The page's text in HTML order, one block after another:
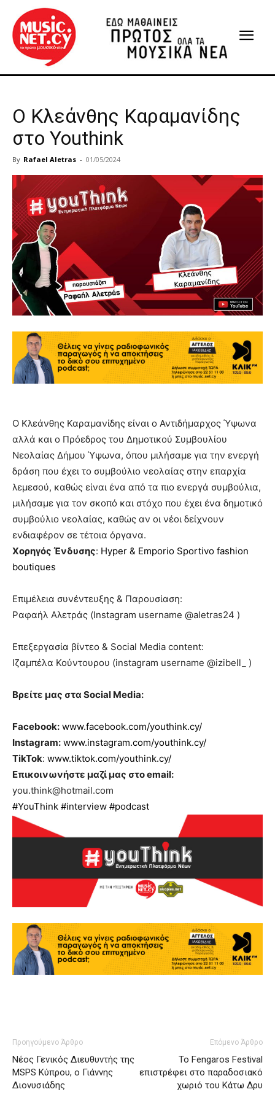
Ο Κλεάνθης Καραμανίδης
στο Youthink
By Rafael Aletras - 01/05/2024
Ο Κλεάνθης Καραμανίδης είναι ο Αντιδήμαρχος Ύψωνα
αλλά και ο Πρόεδρος του Δημοτικού Συμβουλίου
Νεολαίας Δήμου Ύψωνα, όπου μιλήσαμε για την ενεργή
δράση που έχει το συμβούλιο νεολαίας στην επαρχία
λεμεσού, καθώς είναι ένα από τα πιο ενεργά συμβούλια,
μιλήσαμε για τον σκοπό και στόχο που έχει ένα δημοτικό
συμβούλιο νεολαίας, καθώς αν οι νέοι δείχνουν
ενδιαφέρον σε τέτοια όργανα.
Χορηγός Ένδυσης: Hyper & Emporio Sportivo fashion
boutiques
Επιμέλεια συνέντευξης & Παρουσίαση:
Ραφαήλ Αλετράς (Instagram username @aletras24 )
Επεξεργασία βίντεο & Social Media content:
Ιζαμπέλα Κούντουρου (instagram username @izibell_ )
Βρείτε μας στα Social Media:
Facebook: www.facebook.com/youthink.cy/
Instagram: www.instagram.com/youthink.cy/
TikTok: www.tiktok.com/youthink.cy/
Επικοινωνήστε μαζί μας στο email:
you.think@hotmail.com
#YouThink #interview #podcast
Προηγούμενο Άρθρο
Nέος Γενικός Διευθυντής της
MSPS Κύπρου, ο Γιάννης
Διονυσιάδης
Επόμενο Άρθρο
Το Fengaros Festival
επιστρέφει στο παραδοσιακό
χωριό του Κάτω Δρυ